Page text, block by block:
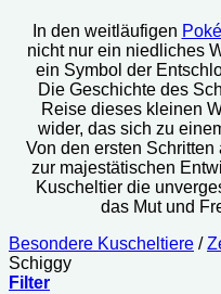
In den weitläufigen
nicht nur ein niedliches
ein Symbol der
Die Geschichte des
Reise dieses kleinen
wider, das sich zu
Von den ersten
zur majestätischen
Kuscheltier die
das Mut und
Besondere Kuscheltiere /
Schiggy
Filter